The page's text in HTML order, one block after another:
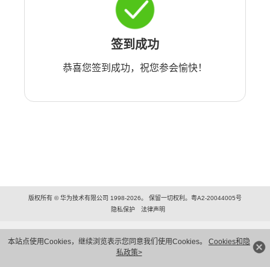
本站点使用Cookies，继续浏览表示您同意我们使用Cookies。 Cookies和隐
私政策>
签到成功
恭喜您签到成功，祝您参会愉快！
版权所有 © 华为技术有限公司 1998-2026。 保留一切权利。粤A2-20044005号
隐私保护
法律声明